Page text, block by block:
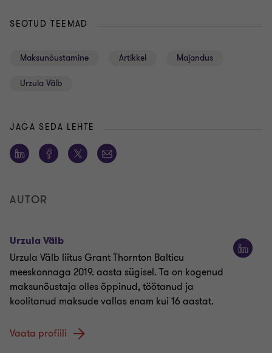
SEOTUD TEEMAD
Maksunõustamine Artikkel Majandus
Urzula Välb
JAGA SEDA LEHTE
AUTOR
Urzula Välb
Urzula Välb liitus Grant Thornton Balticu
meeskonnaga 2019. aasta sügisel. Ta on kogenud
maksunõustaja olles õppinud, töötanud ja
koolitanud maksude vallas enam kui 16 aastat.
Vaata profiili